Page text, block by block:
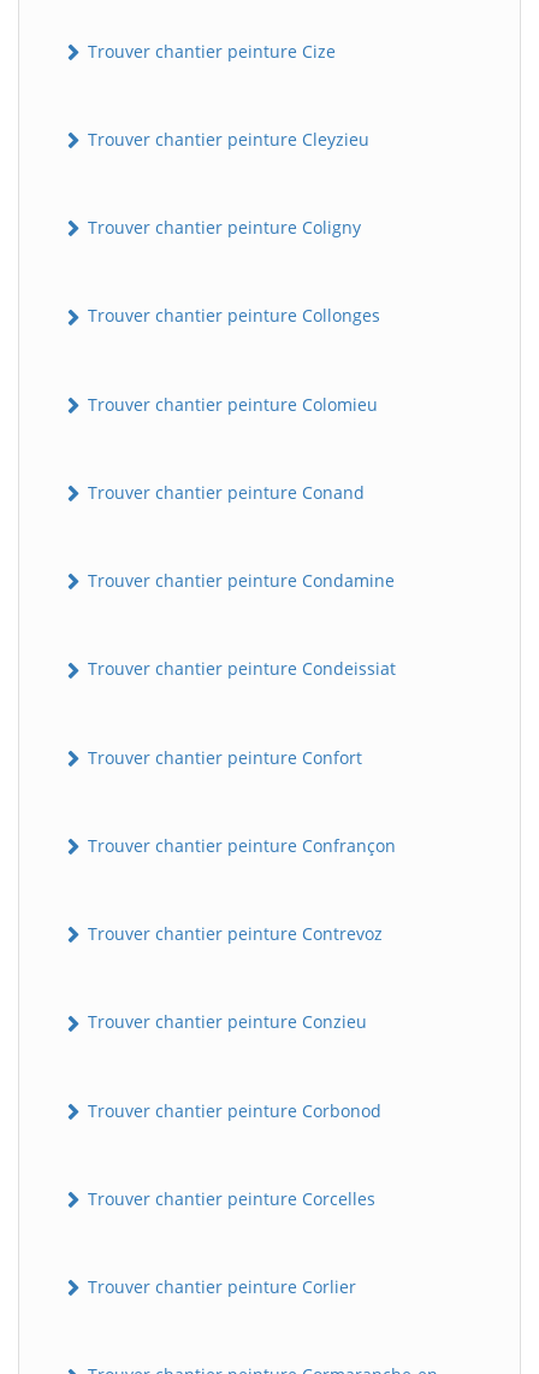
Trouver chantier peinture Cize
Trouver chantier peinture Cleyzieu
Trouver chantier peinture Coligny
Trouver chantier peinture Collonges
Trouver chantier peinture Colomieu
Trouver chantier peinture Conand
Trouver chantier peinture Condamine
Trouver chantier peinture Condeissiat
Trouver chantier peinture Confort
Trouver chantier peinture Confrançon
Trouver chantier peinture Contrevoz
Trouver chantier peinture Conzieu
Trouver chantier peinture Corbonod
Trouver chantier peinture Corcelles
Trouver chantier peinture Corlier
BatiWebPro